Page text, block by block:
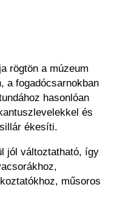
rögtön a múzeum
a fogadócsarnokban
hasonlóan
és
ékesíti.
jól változtatható, így
műsoros